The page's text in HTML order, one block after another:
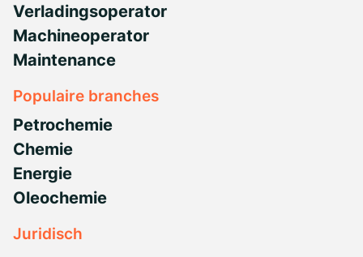
Verladingsoperator
Machineoperator
Maintenance
Populaire branches
Petrochemie
Chemie
Energie
Oleochemie
Juridisch